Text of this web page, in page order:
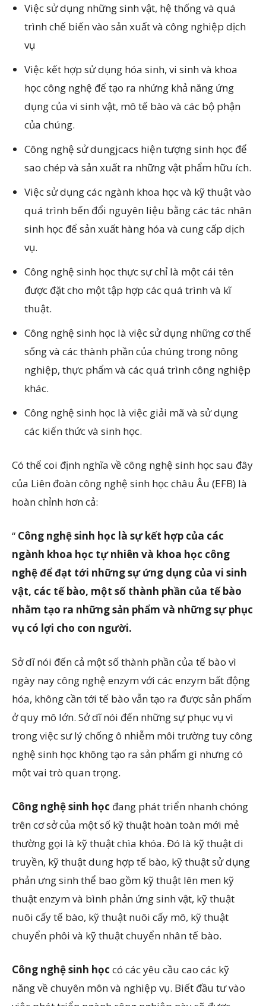
Việc sử dụng những sinh vật, hệ thống và quá
trình chế biến vào sản xuất và công nghiệp dịch
vụ
Việc kết hợp sử dụng hóa sinh, vi sinh và khoa
học công nghệ để tạo ra nhứng khả năng ứng
dụng của vi sinh vật, mô tế bào và các bộ phận
của chúng.
Công nghệ sử dungjcacs hiện tượng sinh học để
sao chép và sản xuất ra những vật phẩm hữu ích.
Việc sử dụng các ngành khoa học và kỹ thuật vào
quá trình bến đổi nguyên liệu bằng các tác nhân
sinh học để sản xuất hàng hóa và cung cấp dịch
vụ.
Công nghệ sinh học thực sự chỉ là một cái tên
được đặt cho một tập hợp các quá trình và kĩ
thuật.
Công nghệ sinh học là việc sử dụng những cơ thể
sống và các thành phần của chúng trong nông
nghiệp, thực phẩm và các quá trình công nghiệp
khác.
Công nghệ sinh học là việc giải mã và sử dụng
các kiến thức và sinh học.
Có thể coi định nghĩa về công nghệ sinh học sau đây
của Liên đoàn công nghệ sinh học châu Âu (EFB) là
hoàn chỉnh hơn cả:
“ Công nghệ sinh học là sự kết hợp của các
ngành khoa học tự nhiên và khoa học công
nghệ để đạt tới những sự ứng dụng của vi sinh
vật, các tế bào, một số thành phần của tế bào
nhằm tạo ra những sản phẩm và những sự phục
vụ có lợi cho con người.
Sở dĩ nói đến cả một số thành phần của tế bào vì
ngày nay công nghệ enzym với các enzym bất động
hóa, không cần tới tế bào vẫn tạo ra được sản phẩm
ở quy mô lớn. Sở dĩ nói đến những sự phục vụ vì
trong việc sư lý chống ô nhiễm môi trường tuy công
nghệ sinh học không tạo ra sản phẩm gì nhưng có
một vai trò quan trọng.
Công nghệ sinh học đang phát triển nhanh chóng
trên cơ sở của một số kỹ thuật hoàn toàn mới mẻ
thường gọi là kỹ thuật chìa khóa. Đó là kỹ thuật di
truyền, kỹ thuật dung hợp tế bào, kỹ thuật sử dụng
phản ưng sinh thể bao gồm kỹ thuật lên men kỹ
thuật enzym và bình phản ứng sinh vật, kỹ thuật
nuôi cấy tế bào, kỹ thuật nuôi cấy mô, kỹ thuật
chuyển phôi và kỹ thuật chuyển nhân tế bào.
Công nghệ sinh học có các yêu cầu cao các kỹ
năng về chuyên môn và nghiệp vụ. Biết đầu tư vào